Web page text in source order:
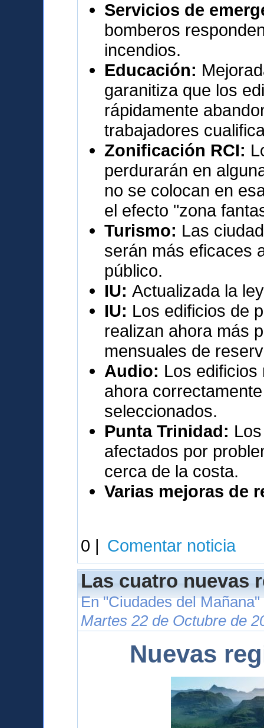
Servicios de
bomberos
incendios.
Educación:
garanitiza que los
rápidamente
trabajadores
Zonificación RCI:
perdurarán en
no se colocan en
el efecto "zona
Turismo: Las
serán más eficaces
público.
IU:Actualizada la
IU: Los edificios de
realizan ahora más
mensuales de
Audio: Los
ahora
seleccionados.
Punta Trinidad:
afectados por
cerca de la costa.
Varias mejoras de
0 | Comentar noticia
Las cuatro nuevas
En "Ciudades del Mañana"
Martes 22 de Octubre de
Nuevas